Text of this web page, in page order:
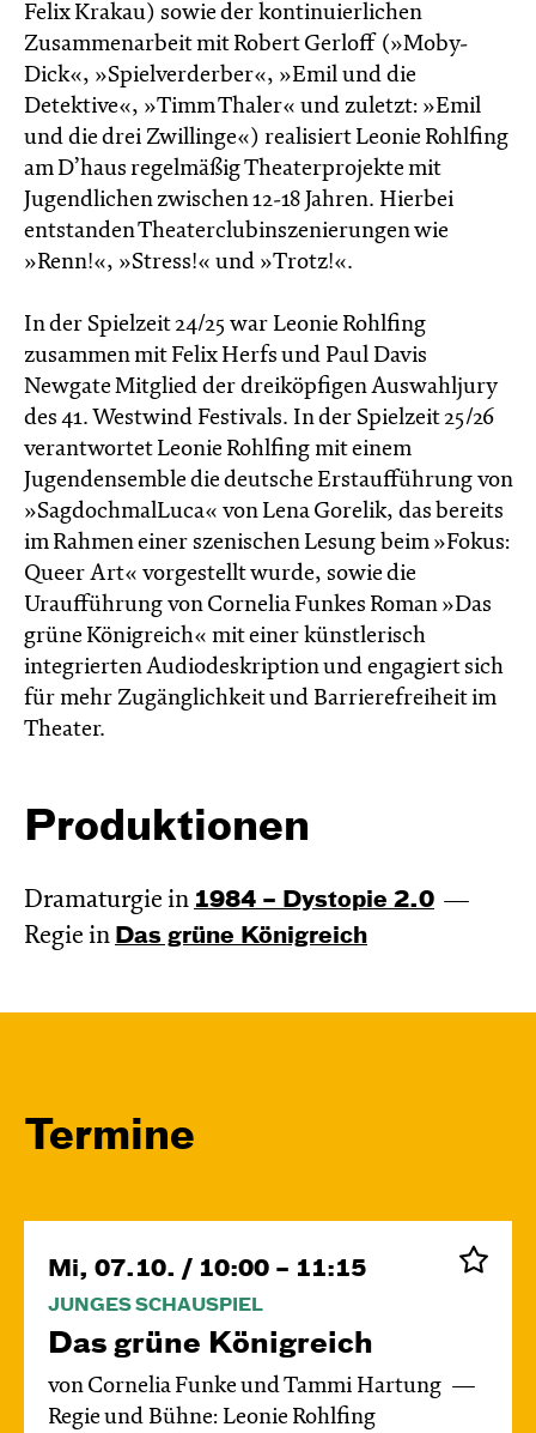
Felix Krakau) sowie der kontinuierlichen
Zusammenarbeit mit Robert Gerloff (»Moby-
Dick«, »Spielverderber«, »Emil und die
Detektive«, »Timm Thaler« und zuletzt: »Emil
und die drei Zwillinge«) realisiert Leonie Rohlfing
am D’haus regelmäßig Theaterprojekte mit
Jugendlichen zwischen 12-18 Jahren. Hierbei
entstanden Theaterclubinszenierungen wie
»Renn!«, »Stress!« und »Trotz!«.
In der Spielzeit 24/25 war Leonie Rohlfing
zusammen mit Felix Herfs und Paul Davis
Newgate Mitglied der dreiköpfigen Auswahljury
des 41. Westwind Festivals. In der Spielzeit 25/26
verantwortet Leonie Rohlfing mit einem
Jugendensemble die deutsche Erstaufführung von
»SagdochmalLuca« von Lena Gorelik, das bereits
im Rahmen einer szenischen Lesung beim »Fokus:
Queer Art« vorgestellt wurde, sowie die
Uraufführung von Cornelia Funkes Roman »Das
grüne Königreich« mit einer künstlerisch
integrierten Audiodeskription und engagiert sich
für mehr Zugänglichkeit und Barrierefreiheit im
Theater.
Produktionen
Dramaturgie in 1984 – Dystopie 2.0
Regie in Das grüne König­reich
Termine
Mi, 07.10. / 10:00 – 11:15
JUNGES SCHAUSPIEL
Das grüne König­reich
von Cornelia Funke und Tammi Hartung
Regie und Bühne: Leonie Rohlfing